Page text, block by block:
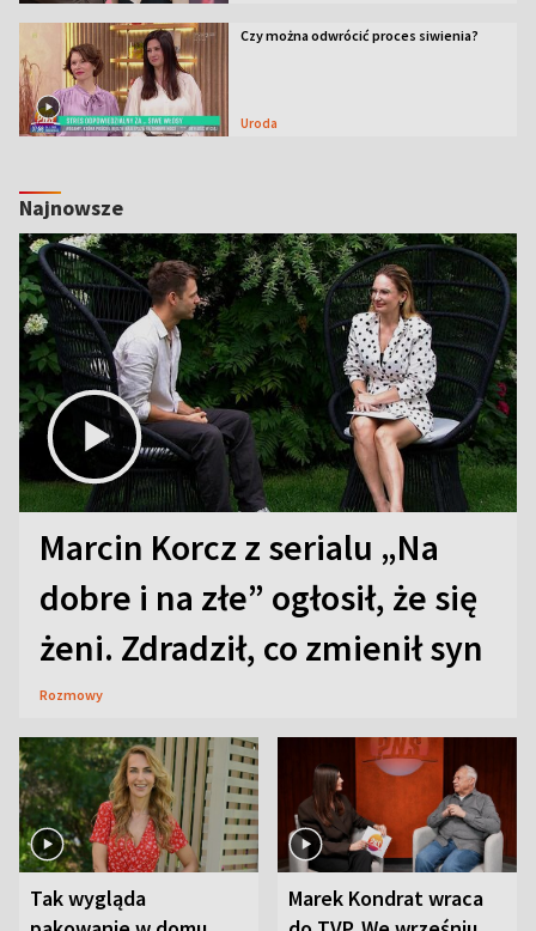
Czy można odwrócić proces siwienia?
Uroda
Najnowsze
Marcin Korcz z serialu „Na
dobre i na złe” ogłosił, że się
żeni. Zdradził, co zmienił syn
Rozmowy
Tak wygląda
Marek Kondrat wraca